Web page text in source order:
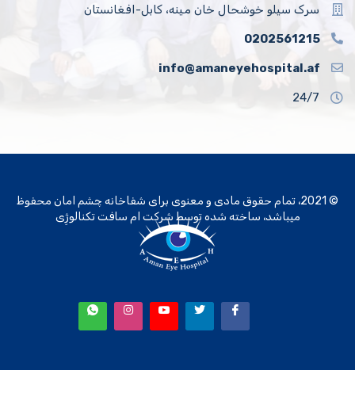
سرک سیلو خوشحال خان مینه، کابل-افغانستان
0202561215
info@amaneyehospital.af
24/7
© 2021، تمام حقوق مادی و معنوی برای شفاخانه چشم امان محفوظ
میباشد، ساخته شده توسط شرکت ام سافت تکنالوژِی